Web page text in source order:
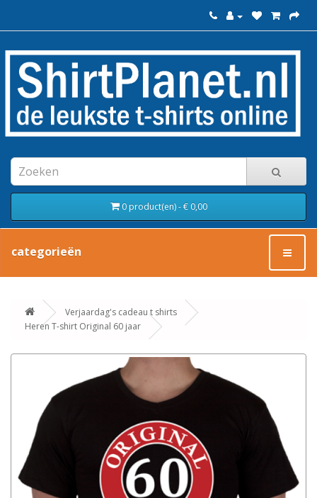
0 product(en) - € 0,00
categorieën
Verjaardag's cadeau t shirts
Heren T-shirt Original 60 jaar